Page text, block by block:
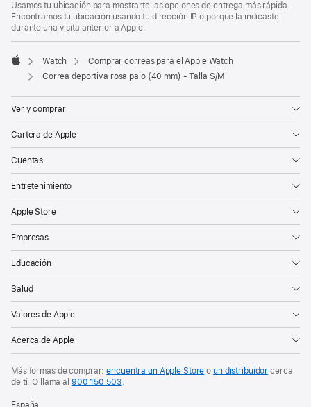
Usamos tu ubicación para mostrarte las opciones de entrega más rápida.
Encontramos tu ubicación usando tu dirección IP o porque la indicaste
durante una visita anterior a Apple.
Apple
Watch
Comprar correas para el Apple Watch
Correa deportiva rosa palo (40 mm) - Talla S/M
Ver y comprar
Cartera de Apple
Cuentas
Entretenimiento
Apple Store
Empresas
Educación
Salud
Valores de Apple
Acerca de Apple
Más formas de comprar:encuentra un Apple Store oun distribuidor cerca
de ti. O
llama al 900 150 503.